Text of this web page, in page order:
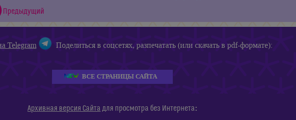
Предыдущий
Telegram Поделиться в соцсетях, разпечатать (или скачать в pdf-формате):
ВСЕ СТРАНИЦЫ САЙТА
Архивная версия Сайта для просмотра без Интернета: